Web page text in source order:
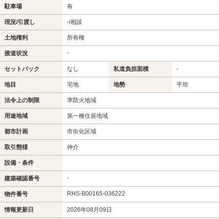
駐車場 有
現況/引渡し -/相談
土地権利 所有権
接道状況 -
セットバック なし 私道負担面積 -
地目 宅地 地勢 平坦
法令上の制限 準防火地域
用途地域 第一種住居地域
都市計画 市街化区域
取引態様 仲介
設備・条件
建築確認番号 -
物件番号 RHS-B00165-036222
情報更新日 2026年08月09日